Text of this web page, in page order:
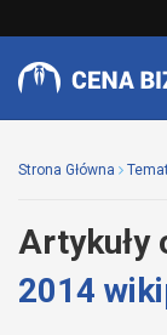
Strona Główna
Artykuły
2014